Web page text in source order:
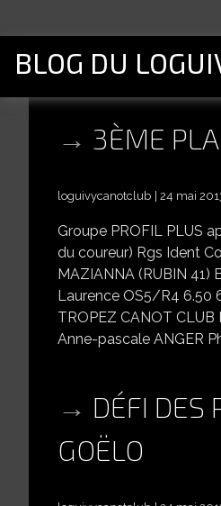
BLOG DU
3ÈME
loguivycanotclub 24 mai
Groupe PROFIL PLUS
du coureur) Rgs Ident
MAZIANNA (RUBIN 41)
Laurence OS5/R4 6.50
TROPEZ CANOT CLUB
Anne-pascale ANGER
DÉFI DES
GOËLO